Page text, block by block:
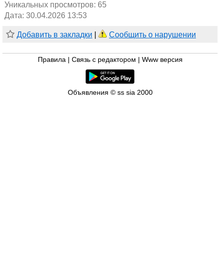
Уникальных просмотров: 65
Дата: 30.04.2026 13:53
Добавить в закладки Сообщить о нарушении
Правила Связь с редактором Www версия
Объявления © ss sia 2000